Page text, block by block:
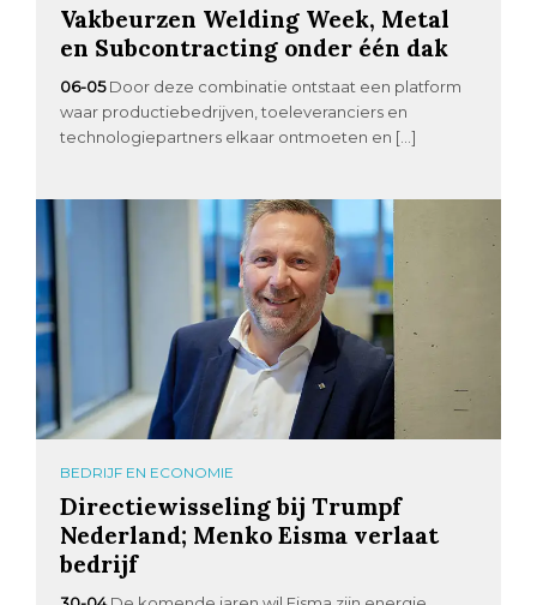
Vakbeurzen Welding Week, Metal
en Subcontracting onder één dak
06-05 Door deze combinatie ontstaat een platform
waar productiebedrijven, toeleveranciers en
technologiepartners elkaar ontmoeten en […]
BEDRIJF EN ECONOMIE
Directiewisseling bij Trumpf
Nederland; Menko Eisma verlaat
bedrijf